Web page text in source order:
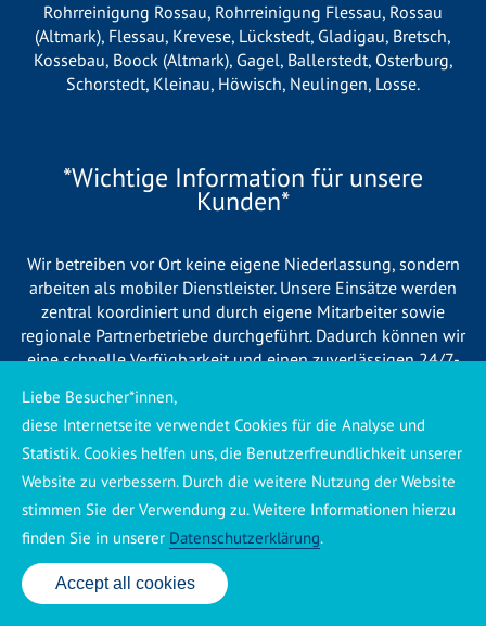
Rohrreinigung Rossau, Rohrreinigung Flessau, Rossau
(Altmark), Flessau, Krevese, Lückstedt, Gladigau, Bretsch,
Kossebau, Boock (Altmark), Gagel, Ballerstedt, Osterburg,
Schorstedt, Kleinau, Höwisch, Neulingen, Losse.
*Wichtige Information für unsere
Kunden*
Wir betreiben vor Ort keine eigene Niederlassung, sondern
arbeiten als mobiler Dienstleister. Unsere Einsätze werden
zentral koordiniert und durch eigene Mitarbeiter sowie
regionale Partnerbetriebe durchgeführt. Dadurch können wir
eine schnelle Verfügbarkeit und einen zuverlässigen 24/7-
unmittelbar verfügbar sein, übernehmen Partnerbetriebe aus
Ihrer Region den Auftrag. Alle eingesetzten Betriebe sind
verpflichtet, Sie vor Beginn der Arbeiten transparent über die
voraussichtlichen Kosten zu informieren und ortsübliche
Preise zu berechnen.
24 Std. Service: ✆ 0176 160 517 86
Accept all cookies
Liebe Besucher*innen,
diese Internetseite verwendet Cookies für die Analyse und
Statistik. Cookies helfen uns, die Benutzerfreundlichkeit unserer
Website zu verbessern. Durch die weitere Nutzung der Website
stimmen Sie der Verwendung zu. Weitere Informationen hierzu
finden Sie in unserer Datenschutzerklärung.